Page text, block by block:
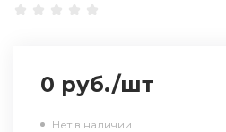
0 руб./шт
Нет в наличии